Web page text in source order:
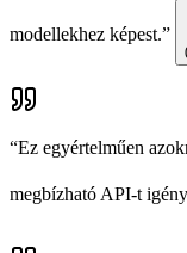
modellekhez képest.”
“Ez egyértelműen
megbízható API-t